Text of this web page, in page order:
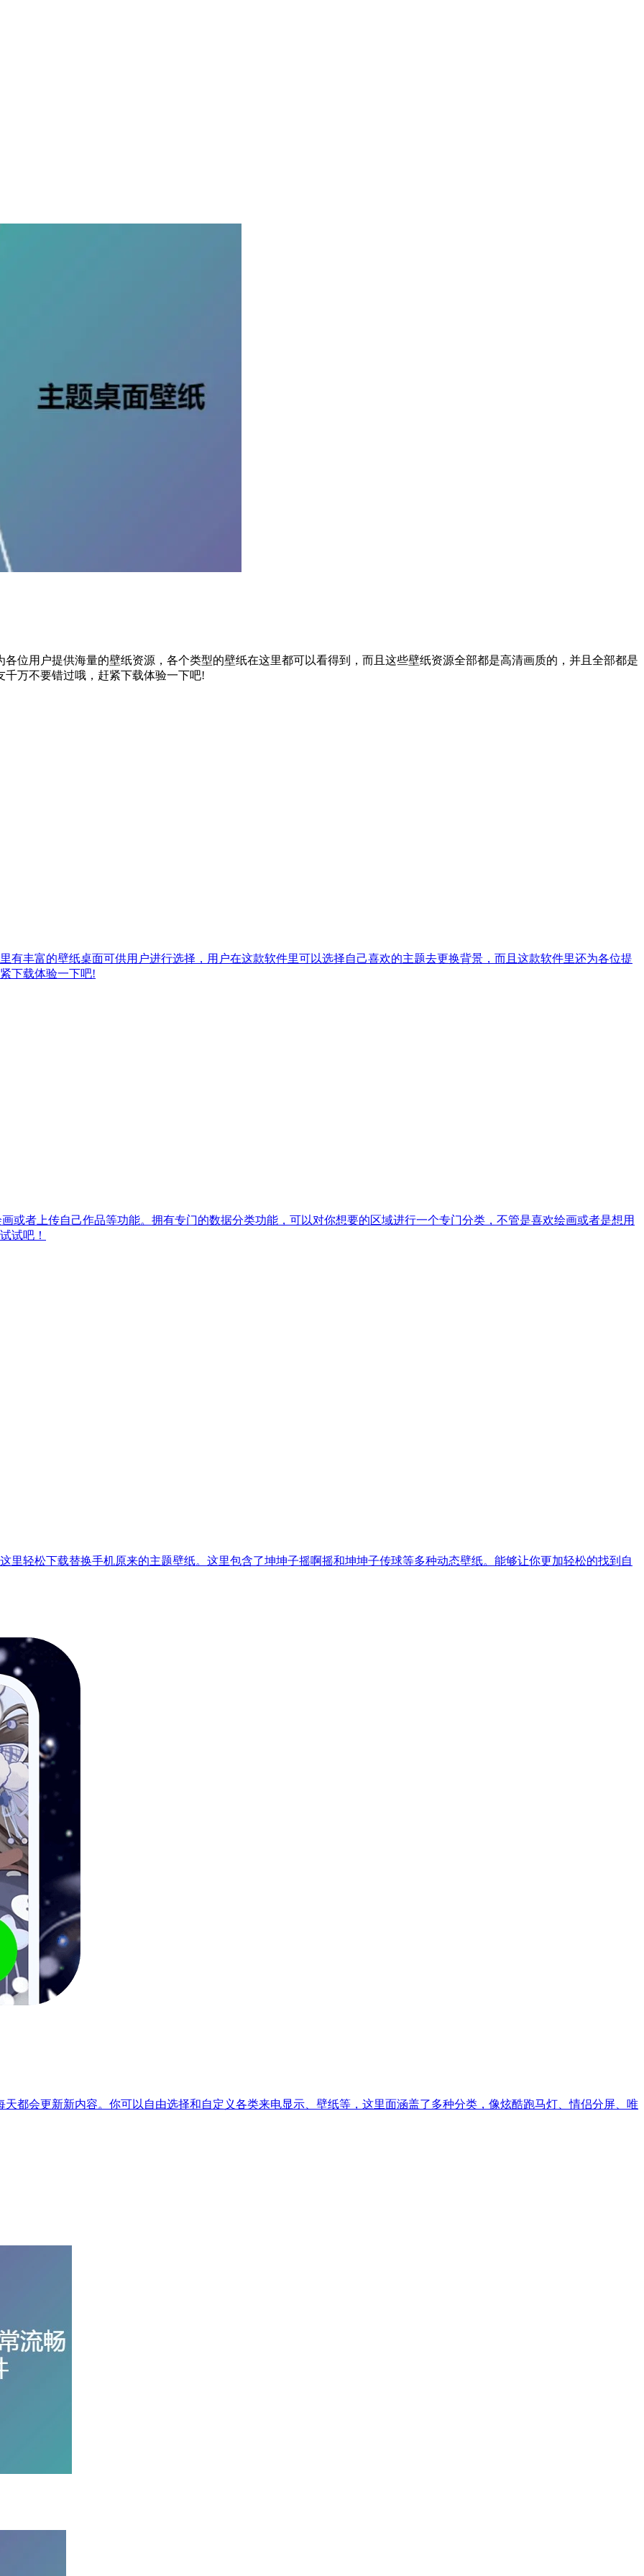
位用户提供海量的壁纸资源，各个类型的壁纸在这里都可以看得到，而且这些壁纸资源全部都是高清画质的，并且全部都是
万不要错过哦，赶紧下载体验一下吧!
有丰富的壁纸桌面可供用户进行选择，用户在这款软件里可以选择自己喜欢的主题去更换背景，而且这款软件里还为各位提
下载体验一下吧!
或者上传自己作品等功能。拥有专门的数据分类功能，可以对你想要的区域进行一个专门分类，不管是喜欢绘画或者是想用
试吧！
里轻松下载替换手机原来的主题壁纸。这里包含了坤坤子摇啊摇和坤坤子传球等多种动态壁纸。能够让你更加轻松的找到自
都会更新新内容。你可以自由选择和自定义各类来电显示、壁纸等，这里面涵盖了多种分类，像炫酷跑马灯、情侣分屏、唯